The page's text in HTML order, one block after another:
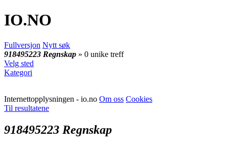
IO.NO
Fullversjon Nytt søk
918495223 Regnskap » 0 unike treff
Velg sted
Kategori
Internettopplysningen - io.no Om oss Cookies
Til resultatene
918495223 Regnskap